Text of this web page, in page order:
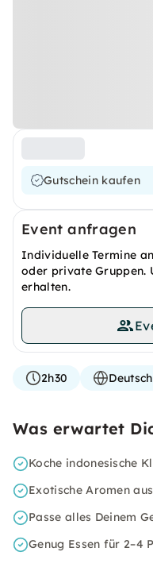
Gutschein kaufen
Event anfragen
Individuelle Termine
oder private Gruppen.
erhalten.
2h30 Deutsch
Was erwartet
Koche indonesische
Exotische Aromen
Passe alles Deinem
Genug Essen für 2–4